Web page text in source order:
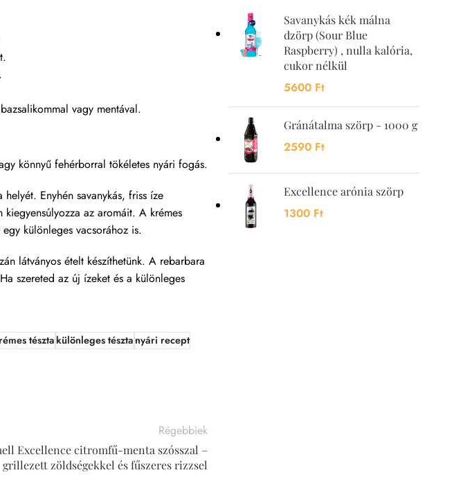
vagy mentával.
könnyű fehérborral tökéletes nyári fogás.
Enyhén savanykás, friss íze
kiegyensúlyozza az aromáit. A krémes
különleges vacsorához is.
látványos ételt készíthetünk. A rebarbara
szereted az új ízeket és a különleges
tésztakülönleges tésztanyári recept
Régebbiek
Excellence citromfű-menta szósszal –
grillezett zöldségekkel és fűszeres rizzsel
Savanykás kék málna
dzörp (Sour Blue
Raspberry) , nulla kalória,
cukor nélkül
5600 Ft
Gránátalma szörp - 1000 g
2590 Ft
Excellence arónia szörp
1300 Ft